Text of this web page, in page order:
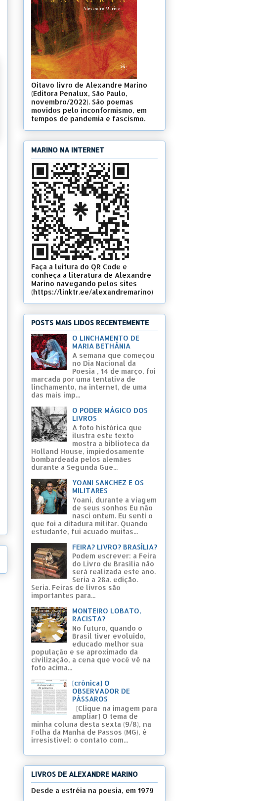
Oitavo livro de Alexandre Marino
(Editora Penalux, São Paulo,
novembro/2022). São poemas
movidos pelo inconformismo, em
tempos de pandemia e fascismo.
MARINO NA INTERNET
Faça a leitura do QR Code e
conheça a literatura de Alexandre
Marino navegando pelos sites
(https://linktr.ee/alexandremarino)
POSTS MAIS LIDOS RECENTEMENTE
O LINCHAMENTO DE
MARIA BETHÂNIA
A semana que começou
no Dia Nacional da
Poesia , 14 de março, foi
marcada por uma tentativa de
linchamento, na internet, de uma
das mais imp...
O PODER MÁGICO DOS
LIVROS
A foto histórica que
ilustra este texto
mostra a biblioteca da
Holland House, impiedosamente
bombardeada pelos alemães
durante a Segunda Gue...
YOANI SANCHEZ E OS
MILITARES
Yoani, durante a viagem
de seus sonhos Eu não
nasci ontem. Eu senti o
que foi a ditadura militar. Quando
estudante, fui acuado muitas...
FEIRA? LIVRO? BRASÍLIA?
Podem escrever: a Feira
do Livro de Brasília não
será realizada este ano.
Seria a 28a. edição.
Seria. Feiras de livros são
importantes para...
MONTEIRO LOBATO,
RACISTA?
No futuro, quando o
Brasil tiver evoluído,
educado melhor sua
população e se aproximado da
civilização, a cena que você vê na
foto acima...
[crônica] O
OBSERVADOR DE
PÁSSAROS
[Clique na imagem para
ampliar] O tema de
minha coluna desta sexta (9/8), na
Folha da Manhã de Passos (MG), é
irresistível: o contato com...
LIVROS DE ALEXANDRE MARINO
Desde a estréia na poesia, em 1979